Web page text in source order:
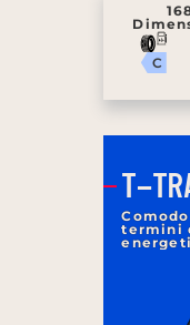
C
T-
termini